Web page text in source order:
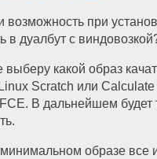
возможность при
в дуалбут с
выберу какой образ
Scratch или
В дальнейшем будет
образе все